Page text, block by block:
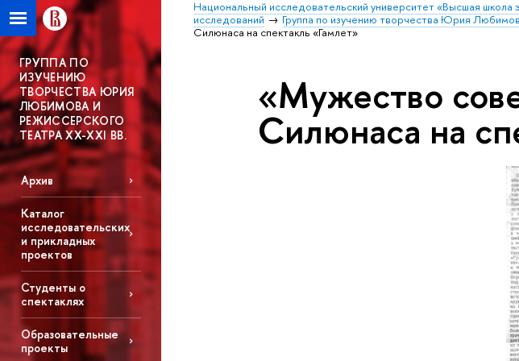
Национальный исследовательский университет «Высшая школа
исследований
Группа по изучению творчества Юрия
Силюнаса на спектакль «Гамлет»
ГРУППА ПО
ИЗУЧЕНИЮ
ТВОРЧЕСТВА ЮРИЯ
ЛЮБИМОВА И
РЕЖИССЕРСКОГО
ТЕАТРА XX-XXI ВВ.
Архив
Каталог
исследовательских
и прикладных
проектов
Студенты о
спектаклях
Образовательные
проекты
«Мужество
Силюнаса на